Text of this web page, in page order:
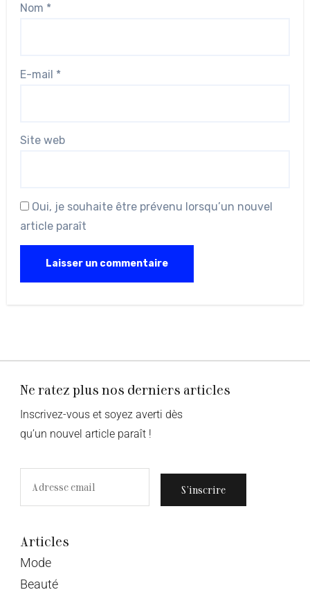
Nom *
E-mail *
Site web
Oui, je souhaite être prévenu lorsqu’un nouvel
article paraît
Ne ratez plus nos derniers articles
Inscrivez-vous et soyez averti dès
qu’un nouvel article paraît !
S’inscrire
Articles
Mode
Beauté